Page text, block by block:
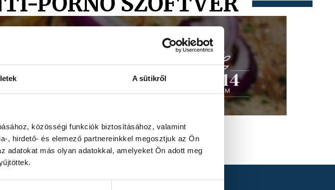
A sütikről
közösségi funkciók biztosításához, valamint
, hirdető- és elemező partnereinkkel megosztjuk az Ön
adatokat más olyan adatokkal, amelyeket Ön adott meg